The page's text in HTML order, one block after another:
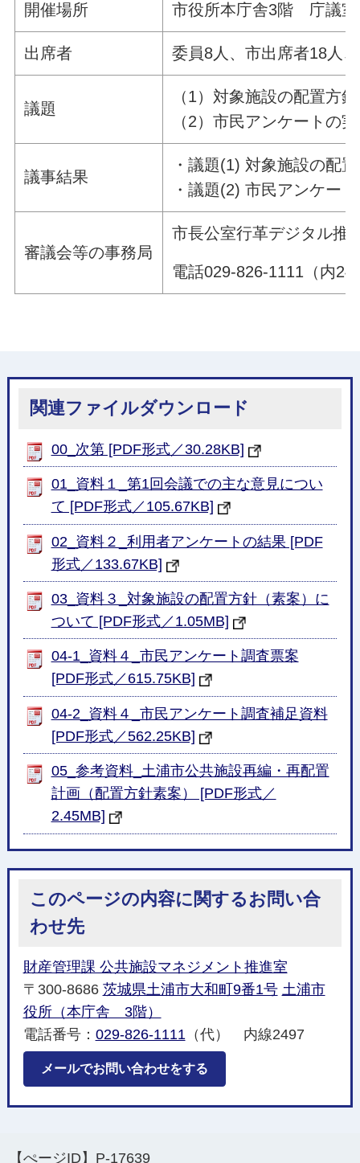
開催場所 市役所本庁舎3階 庁議室
出席者 委員8人、市出席者18人
議題
（1）対象施設の配置方
（2）市民アンケートの
議事結果
・議題(1) 対象施設の配
・議題(2) 市民アンケー
審議会等の事務局
市長公室行革デジタル推
電話029-826-1111（内
関連ファイルダウンロード
00_次第 [PDF形式／30.28KB]
01_資料１_第1回会議での主な意見につい
て [PDF形式／105.67KB]
02_資料２_利用者アンケートの結果 [PDF
形式／133.67KB]
03_資料３_対象施設の配置方針（素案）に
ついて [PDF形式／1.05MB]
04-1_資料４_市民アンケート調査票案
[PDF形式／615.75KB]
04-2_資料４_市民アンケート調査補足資料
[PDF形式／562.25KB]
05_参考資料_土浦市公共施設再編・再配置
計画（配置方針素案） [PDF形式／
2.45MB]
このページの内容に関するお問い合
わせ先
財産管理課 公共施設マネジメント推進室
〒300-8686 茨城県土浦市大和町9番1号 土浦市
役所（本庁舎 3階）
電話番号： 029-826-1111（代） 内線2497
メールでお問い合わせをする
【ぺージID】 P-17639